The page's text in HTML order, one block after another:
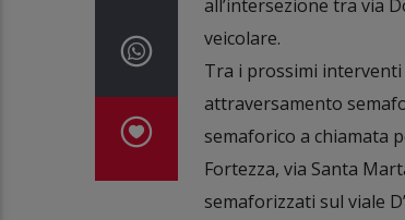
all’intersezione tra via
veicolare.
Tra i prossimi interventi
attraversamento
semaforico a chiamata
Fortezza, via Santa
semaforizzati sul viale